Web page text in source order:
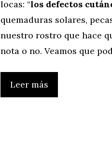
locas: “los defectos
quemaduras solares,
nuestro rostro que hace
nota o no. Veamos que
Leer más